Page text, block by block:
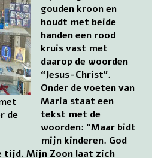
de
gouden kroon en
houdt met beide
handen een rood
kruis vast met
daarop de woorden
“Jesus-Christ”.
Onder de voeten van
Maria staat een
tekst met de
woorden: “Maar bidt
mijn kinderen. God
Mijn Zoon laat zich